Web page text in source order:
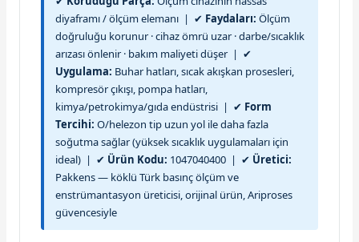
diyaframı / ölçüm elemanı | ✔ Faydaları: Ölçüm
doğruluğu korunur · cihaz ömrü uzar · darbe/sıcaklık
arızası önlenir · bakım maliyeti düşer | ✔
Uygulama: Buhar hatları, sıcak akışkan prosesleri,
kompresör çıkışı, pompa hatları,
kimya/petrokimya/gıda endüstrisi | ✔ Form
Tercihi: O/helezon tip uzun yol ile daha fazla
soğutma sağlar (yüksek sıcaklık uygulamaları için
ideal) | ✔ Ürün Kodu: 1047040400 | ✔ Üretici:
Pakkens — köklü Türk basınç ölçüm ve
enstrümantasyon üreticisi, orijinal ürün, Ariproses
güvencesiyle